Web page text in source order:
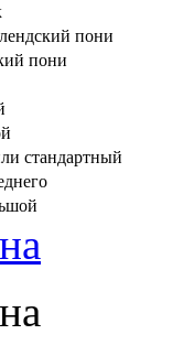
пони
пони
стандартный